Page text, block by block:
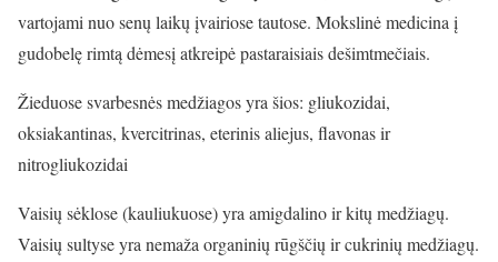
vartojami nuo senų laikų įvairiose tautose. Mokslinė medicina į
gudobelę rimtą dėmesį atkreipė pastaraisiais dešimtmečiais.
Žieduose svarbesnės medžiagos yra šios: gliukozidai,
oksiakantinas, kvercitrinas, eterinis aliejus, flavonas ir
nitrogliukozidai
Vaisių sėklose (kauliukuose) yra amigdalino ir kitų medžiagų.
Vaisių sultyse yra nemaža organinių rūgščių ir cukrinių medžiagų.